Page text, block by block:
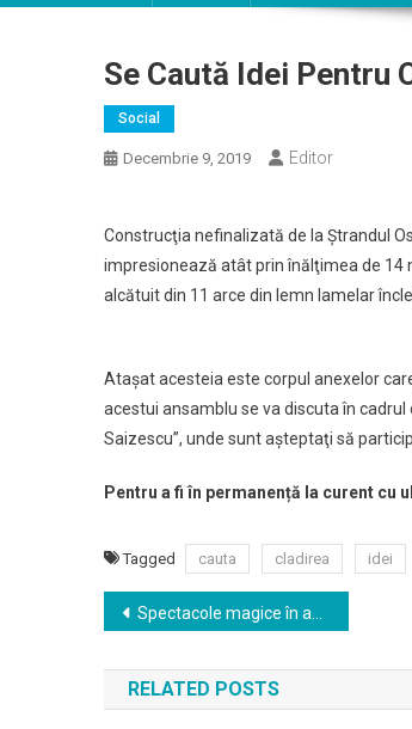
Se Caută Idei Pentru
Social
Decembrie 9, 2019 Editor
Construcţia nefinalizată de la Ştrandul
impresionează atât prin înălţimea de
alcătuit din 11 arce din lemn lamelar
Ataşat acesteia este corpul anexelor
acestui ansamblu se va discuta în
Saizescu”, unde sunt aşteptaţi să
Pentru a fi în permanență la curent
Tagged cauta cladirea idei
Navigare
în
articole
Spectacole magice în acest week-end în centrul Râmnicului
RELATED POSTS